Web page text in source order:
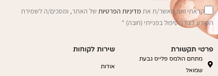
קראתי ואני מאשר/ת את מדיניות הפרטיות של האתר, ומסכים/ה לשמירת
המידע לצורך טיפול בפנייתי (חובה) *
פרטי תקשורת
מתחם הולמס פלייס גבעת
שמואל
שירות לקוחות
אודות